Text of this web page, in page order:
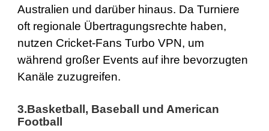
Australien und darüber hinaus. Da Turniere
oft regionale Übertragungsrechte haben,
nutzen Cricket-Fans Turbo VPN, um
während großer Events auf ihre bevorzugten
Kanäle zuzugreifen.
3.Basketball, Baseball und American
Football